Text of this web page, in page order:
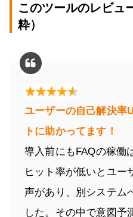
このツールのレビュ
粋）
ユーザーの自己解決率
トに助かってます！
導入前にもFAQの稼働
ヒット率が低いとユー
声があり、別システム
した。その中で意図予